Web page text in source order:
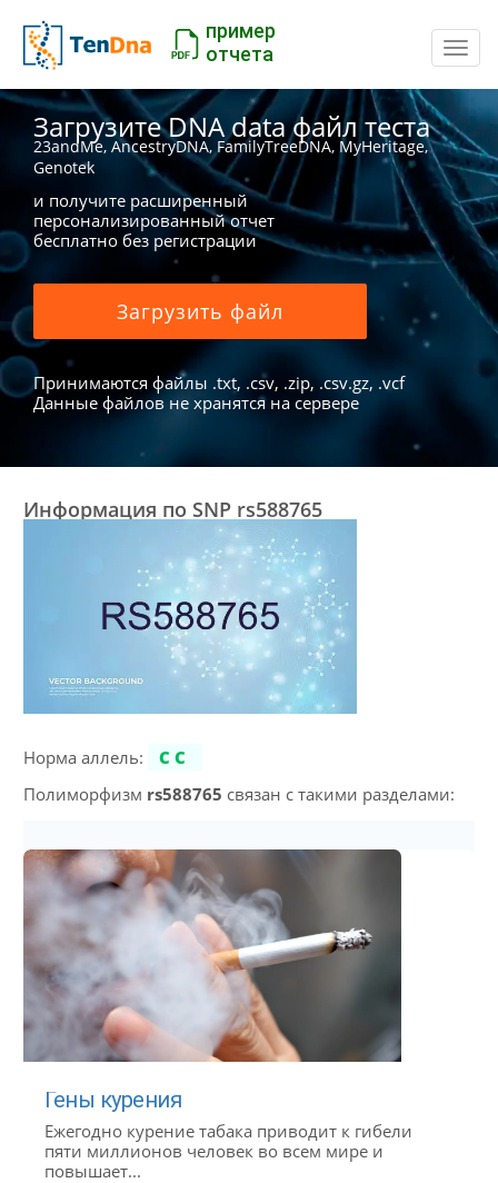
пример
отчета
Загрузите DNA data файл теста
23andMe, AncestryDNA, FamilyTreeDNA, MyHeritage,
Genotek
и получите расширенный
персонализированный отчет
бесплатно без регистрации
Загрузить файл
Принимаются файлы .txt, .csv, .zip, .csv.gz, .vcf
Данные файлов не хранятся на сервере
Информация по SNP rs588765
Норма аллель:
CC
Полиморфизм rs588765 связан с такими разделами:
Гены курения
Ежегодно курение табака приводит к гибели
пяти миллионов человек во всем мире и
повышает...